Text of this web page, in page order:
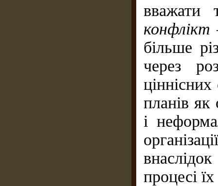
вважати
конфлікт
більше
через
планів
і
процесі